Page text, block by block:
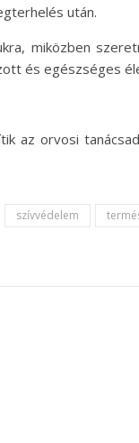
után.
miközben
és egészséges
az orvosi
szívvédelem